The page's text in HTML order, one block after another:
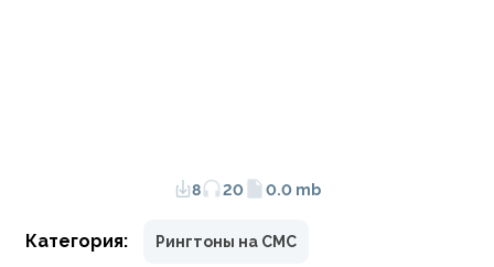
8 20 0.0 mb
Категория: Рингтоны на СМС